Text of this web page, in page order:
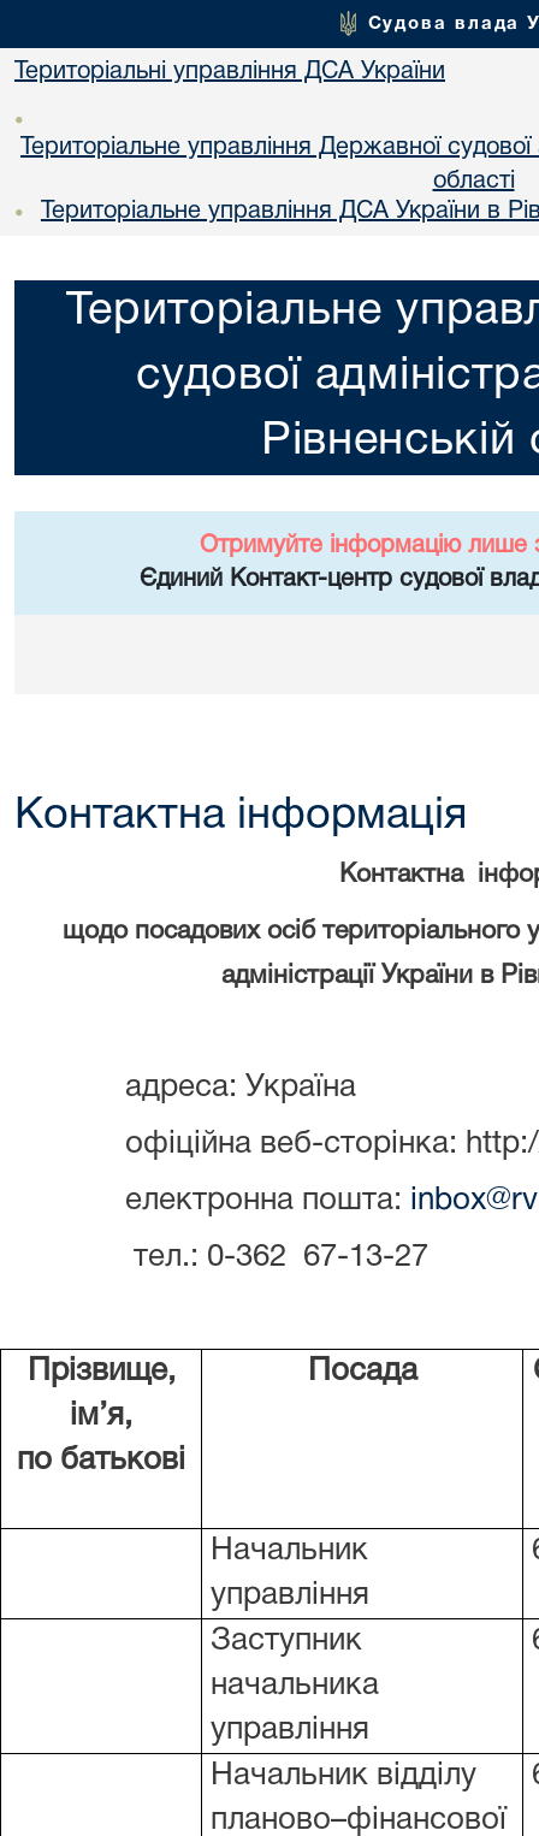
Судова влада
Територіальні управління ДСА України
•
Територіальне управління Державної судової
областi
• Територіальне управління ДСА України в
Територіальне
судової
Рiвненській
Отримуйте інформацію лише
Єдиний Контакт-центр судової
Контактна інформація
Контактна
щодо посадових осіб територіального
адміністрації України в
адреса: Україна
офіційна веб-сторінка:
електронна пошта: inbox@rv
тел.: 0-362 67-13-27
Прізвище,
ім’я,
по батькові
Посада
Начальник
управління
Заступник
начальника
управління
Начальник відділу
планово–фінансової